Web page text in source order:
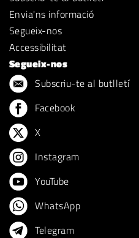
Envia'ns informació
Segueix-nos
Accessibilitat
Segueix-nos
Subscriu-te al butlletí
Facebook
X
Instagram
YouTube
WhatsApp
Telegram